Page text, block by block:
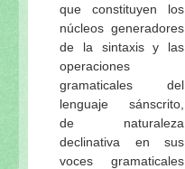
que constituyen los
núcleos generadores
de la sintaxis y las
operaciones
gramaticales del
lenguaje sánscrito,
de naturaleza
declinativa en sus
voces gramaticales